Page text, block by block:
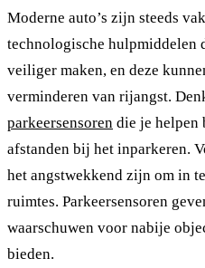
Moderne auto’s zijn steeds
technologische hulpmiddelen
veiliger maken, en deze
verminderen van rijangst.
parkeersensoren die je helpen
afstanden bij het inparkeren.
het angstwekkend zijn om in
ruimtes. Parkeersensoren
waarschuwen voor nabije
bieden.